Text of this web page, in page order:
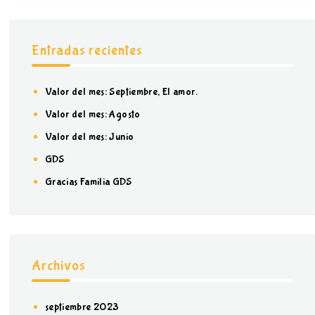
Entradas recientes
Valor del mes: Septiembre, El amor.
Valor del mes: Agosto
Valor del mes: Junio
GDS
Gracias Familia GDS
Archivos
septiembre 2023